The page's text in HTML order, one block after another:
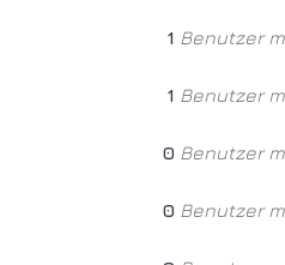
1 Benutzer
1 Benutzer
0 Benutzer
0 Benutzer